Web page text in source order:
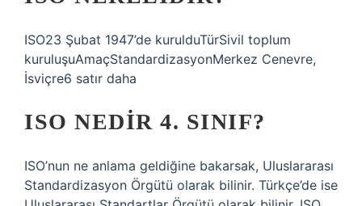
ISO23 Şubat 1947’de kurulduTürSivil toplum
kuruluşuAmaçStandardizasyonMerkez Cenevre,
İsviçre6 satır daha
ISO NEDIR 4. SINIF?
ISO’nun ne anlama geldiğine bakarsak, Uluslararası
Standardizasyon Örgütü olarak bilinir. Türkçe’de ise